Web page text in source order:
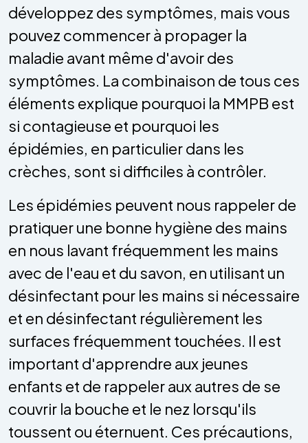
développez des symptômes, mais vous
pouvez commencer à propager la
maladie avant même d'avoir des
symptômes. La combinaison de tous ces
éléments explique pourquoi la MMPB est
si contagieuse et pourquoi les
épidémies, en particulier dans les
crèches, sont si difficiles à contrôler.
Les épidémies peuvent nous rappeler de
pratiquer une bonne hygiène des mains
en nous lavant fréquemment les mains
avec de l'eau et du savon, en utilisant un
désinfectant pour les mains si nécessaire
et en désinfectant régulièrement les
surfaces fréquemment touchées. Il est
important d'apprendre aux jeunes
enfants et de rappeler aux autres de se
couvrir la bouche et le nez lorsqu'ils
toussent ou éternuent. Ces précautions,